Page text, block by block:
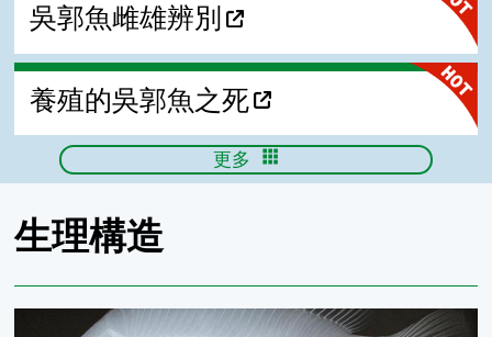
吳郭魚雌雄辨別
養殖的吳郭魚之死
更多
生理構造
吳郭魚X光魚骨圖